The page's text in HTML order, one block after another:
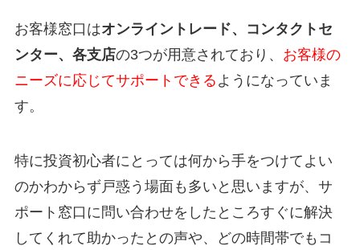
お客様窓口はオンライントレード、コンタクトセ
ンター、各支店の3つが用意されており、 お客様の
ニーズに応じてサポートできる ようになっていま
す。
特に投資初心者にとっては何から手をつけてよい
のかわからず戸惑う場面も多いと思いますが、サ
ポート窓口に問い合わせをしたところすぐに解決
してくれて助かったとの声や、どの時間帯でもコ